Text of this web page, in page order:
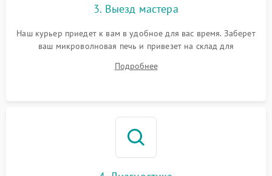
3. Выезд мастера
Наш курьер приедет к вам в удобное для вас время. Заберет
ваш микроволновая печь и привезет на склад для
Подробнее